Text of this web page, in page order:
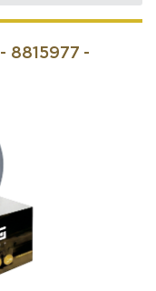
- 8815977 -